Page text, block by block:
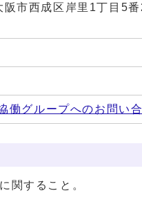
市西成区岸里1丁目5番
働グループへのお問い
関すること。